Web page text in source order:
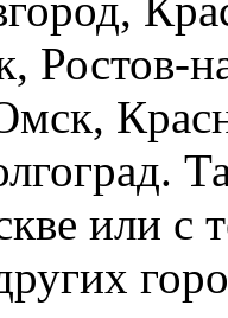
Ростов-
или с